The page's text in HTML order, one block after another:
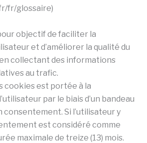
fr/glossaire)
objectif de faciliter la
et d’améliorer la qualité du
collectant des informations
au trafic.
cookies est portée à la
par le biais d’un bandeau
consentement. Si l’utilisateur y
est considéré comme
maximale de treize (13) mois.